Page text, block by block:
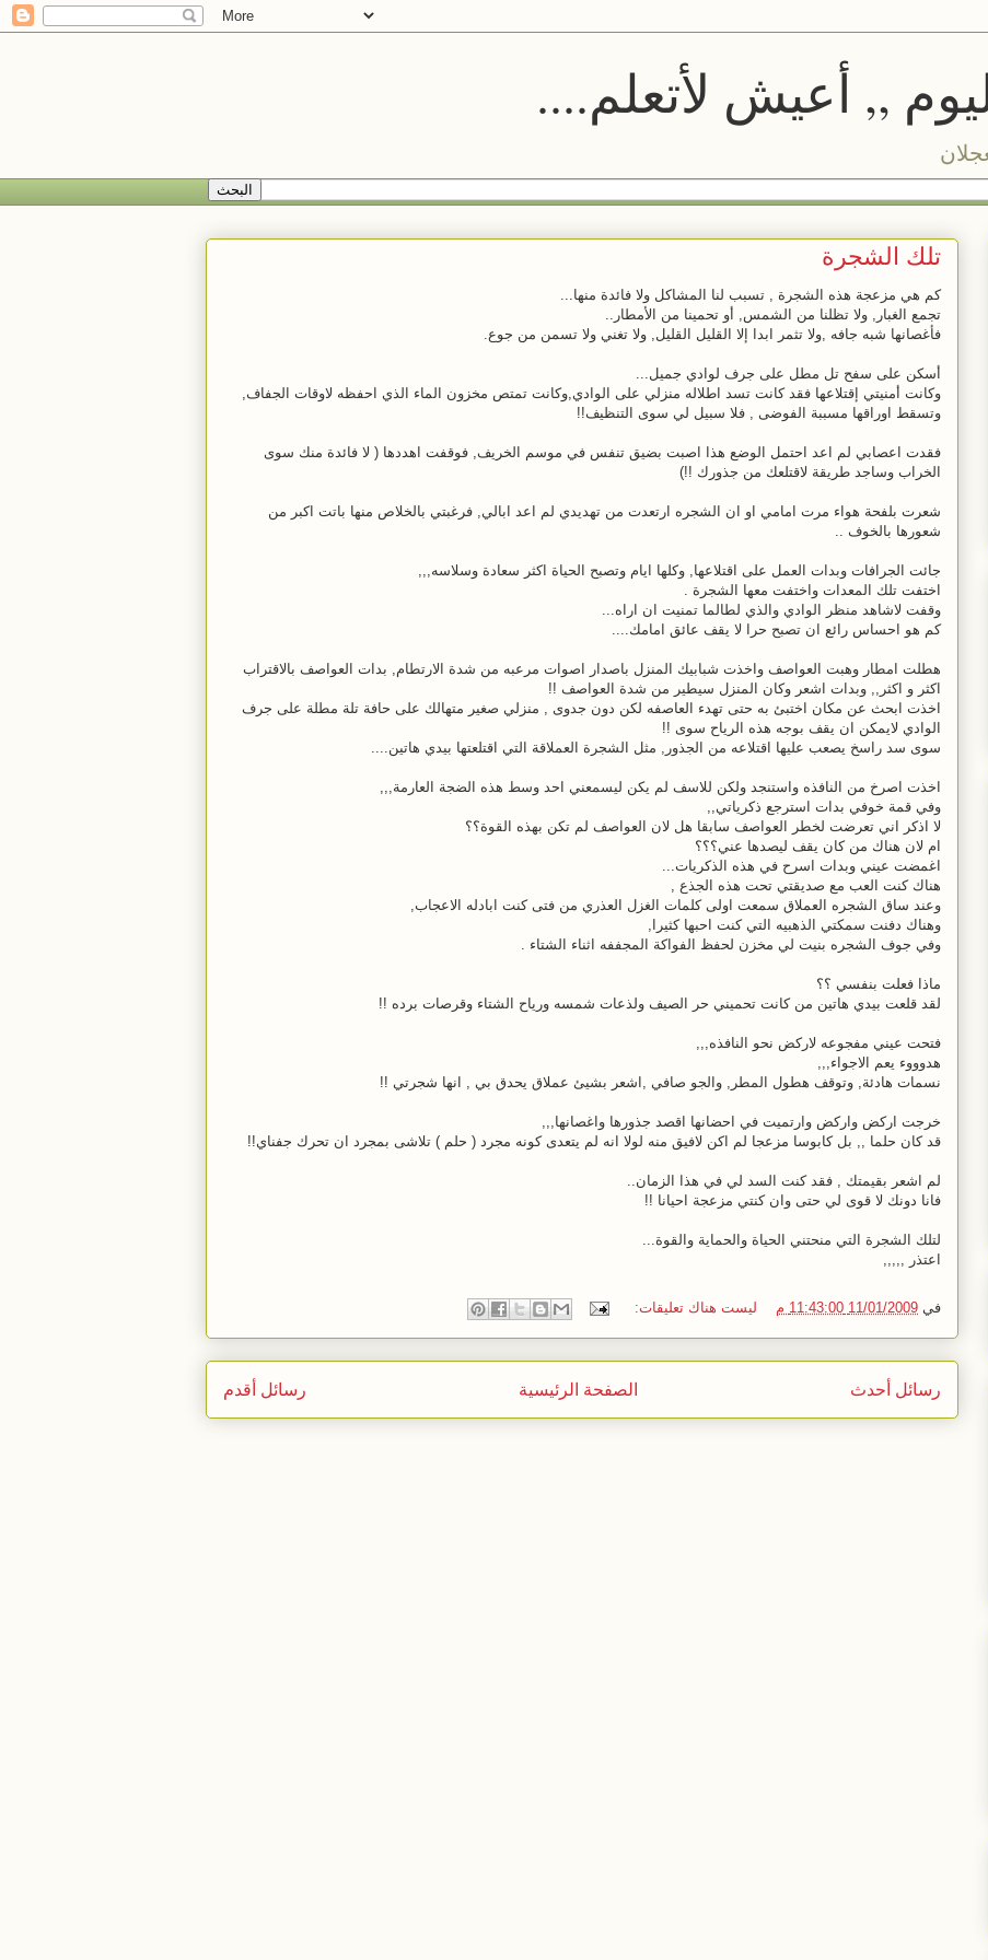
,, أعيش لأتعلم....
تلك الشجرة
كم هي مزعجة هذه الشجرة , تسبب لنا المشاكل ولا فائدة منها...
تجمع الغبار, ولا تظلنا من الشمس, أو تحمينا من الأمطار..
فأغصانها شبه جافه ,ولا تثمر ابدا إلا القليل القليل, ولا تغني ولا تسمن من جوع.
أسكن على سفح تل مطل على جرف لوادي جميل...
وكانت أمنيتي إقتلاعها فقد كانت تسد اطلاله منزلي على الوادي,وكانت تمتص مخزون الماء الذي احفظه لاوقات الجفاف,
وتسقط اوراقها مسببة الفوضى , فلا سبيل لي سوى التنظيف!!
فقدت اعصابي لم اعد احتمل الوضع هذا اصبت بضيق تنفس في موسم الخريف, فوقفت اهددها ( لا فائدة منك سوى
الخراب وساجد طريقة لاقتلعك من جذورك !!)
شعرت بلفحة هواء مرت امامي او ان الشجره ارتعدت من تهديدي لم اعد ابالي, فرغبتي بالخلاص منها باتت اكبر من
شعورها بالخوف ..
جائت الجرافات وبدات العمل على اقتلاعها, وكلها ايام وتصبح الحياة اكثر سعادة وسلاسه,,,
اختفت تلك المعدات واختفت معها الشجرة .
وقفت لاشاهد منظر الوادي والذي لطالما تمنيت ان اراه...
كم هو احساس رائع ان تصبح حرا لا يقف عائق امامك....
هطلت امطار وهبت العواصف واخذت شبابيك المنزل باصدار اصوات مرعبه من شدة الارتطام, بدات العواصف بالاقتراب
اكثر و اكثر,, وبدات اشعر وكان المنزل سيطير من شدة العواصف !!
اخذت ابحث عن مكان اختبئ به حتى تهدء العاصفه لكن دون جدوى , منزلي صغير متهالك على حافة تلة مطلة على جرف
الوادي لايمكن ان يقف بوجه هذه الرياح سوى !!
سوى سد راسخ يصعب عليها اقتلاعه من الجذور, مثل الشجرة العملاقة التي اقتلعتها بيدي هاتين....
اخذت اصرخ من النافذه واستنجد ولكن للاسف لم يكن ليسمعني احد وسط هذه الضجة العارمة,,,
وفي قمة خوفي بدات استرجع ذكرياتي,,
لا اذكر اني تعرضت لخطر العواصف سابقا هل لان العواصف لم تكن بهذه القوة؟؟
ام لان هناك من كان يقف ليصدها عني؟؟؟
اغمضت عيني وبدات اسرح في هذه الذكريات...
هناك كنت العب مع صديقتي تحت هذه الجذع ,
وعند ساق الشجره العملاق سمعت اولى كلمات الغزل العذري من فتى كنت ابادله الاعجاب,
وهناك دفنت سمكتي الذهبيه التي كنت احبها كثيرا,
وفي جوف الشجره بنيت لي مخزن لحفظ الفواكة المجففه اثناء الشتاء .
ماذا فعلت بنفسي ؟؟
لقد قلعت بيدي هاتين من كانت تحميني حر الصيف ولذعات شمسه ورياح الشتاء وقرصات برده !!
فتحت عيني مفجوعه لاركض نحو النافذه,,,
هدوووء يعم الاجواء,,,
نسمات هادئة, وتوقف هطول المطر, والجو صافي ,اشعر بشيئ عملاق يحدق بي , انها شجرتي !!
خرجت اركض واركض وارتميت في احضانها اقصد جذورها واغصانها,,,
قد كان حلما ,, بل كابوسا مزعجا لم اكن لافيق منه لولا انه لم يتعدى كونه مجرد ( حلم ) تلاشى بمجرد ان تحرك جفناي!!
لم اشعر بقيمتك , فقد كنت السد لي في هذا الزمان..
فانا دونك لا قوى لي حتى وان كنتي مزعجة احيانا !!
لتلك الشجرة التي منحتني الحياة والحماية والقوة...
اعتذر ,,,,,
في 11/01/2009 11:43:00 م ليست هناك تعليقات:
رسائل أحدث رسائل أقدم الصفحة الرئيسية